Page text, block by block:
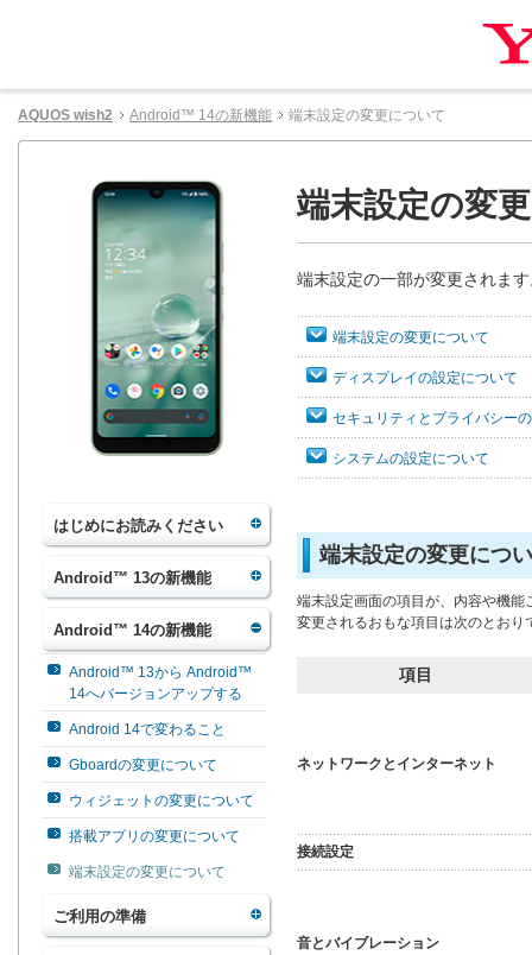
AQUOS wish2 Android™ 14の新機能 端末設定の変更について
はじめにお読みください
Android™ 13の新機能
Android™ 14の新機能
Android™ 13から Android™
14へバージョンアップする
Android 14で変わること
Gboardの変更について
ウィジェットの変更について
搭載アプリの変更について
端末設定の変更について
ご利用の準備
端末設定の変
端末設定の一部が変更されま
端末設定の変更について
ディスプレイの設定について
セキュリティとプライバシー
システムの設定について
端末設定の変更につ
端末設定画面の項目が、内容や機
変更されるおもな項目は次のとおり
項目
ネットワークとインターネット
接続設定
音とバイブレーション